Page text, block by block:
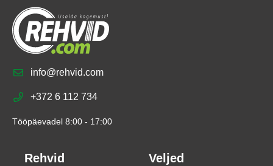
info@rehvid.com
+372 6 112 734
Tööpäevadel 8:00 - 17:00
Rehvid Veljed